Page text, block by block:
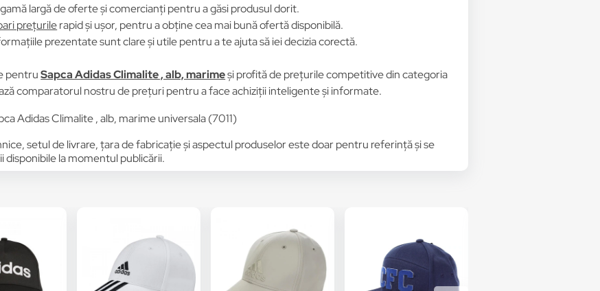
largă de oferte și comercianți pentru a găsi produsul dorit.
prețurilerapid și ușor, pentru a obține cea mai bună ofertă disponibilă.
prezentate sunt clare și utile pentru a te ajuta să iei decizia corectă.
pentruSapca Adidas Climalite , alb, marimeși profită de prețurile competitive din categoria
comparatorul nostru de prețuri pentru a face achiziții inteligente și informate.
Adidas Climalite , alb, marime universala (7011)
setul de livrare, țara de fabricație și aspectul produselor este doar pentru referință și se
disponibile la momentul publicării.